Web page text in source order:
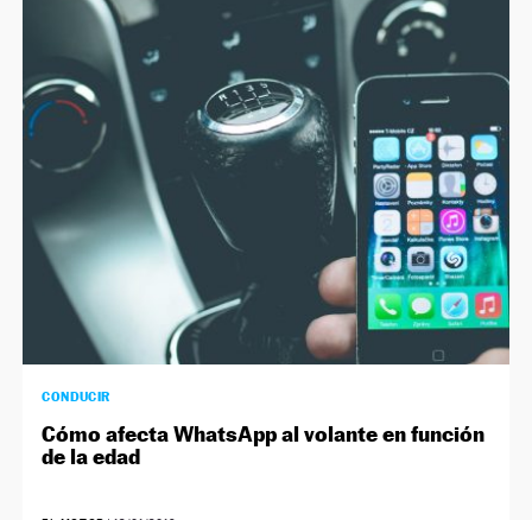
CONDUCIR
Cómo afecta WhatsApp al volante en función
de la edad